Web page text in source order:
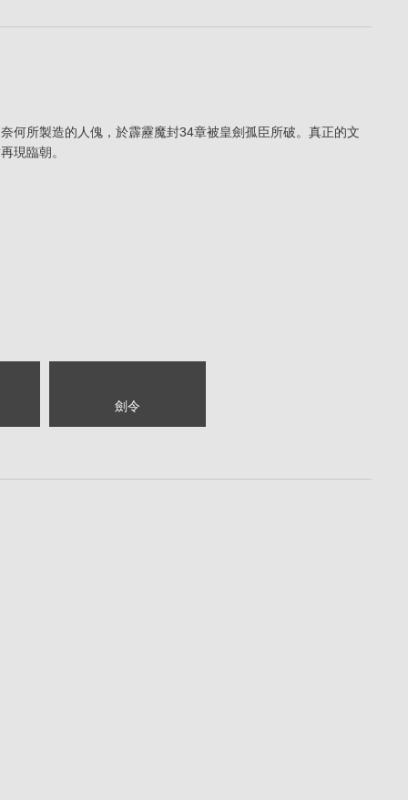
何所製造的人傀，於霹靂魔封34章被皇劍孤臣所破。真正的文
現臨朝。
劍令